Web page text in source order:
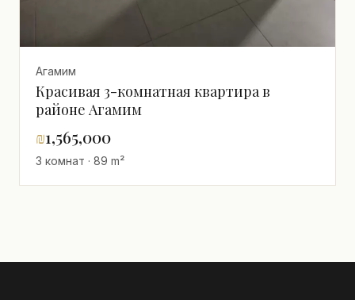
Агамим
Красивая 3-комнатная квартира в
районе Агамим
₪1,565,000
3 комнат · 89 m²